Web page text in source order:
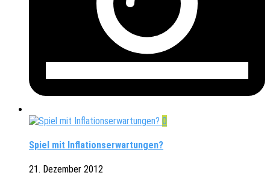
0
Spiel mit Inflationserwartungen?
21. Dezember 2012